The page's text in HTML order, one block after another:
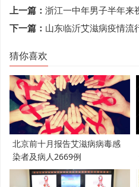
上一篇： 浙江一中年男子半年来
下一篇： 山东临沂艾滋病疫情流行
猜你喜欢
北京前十月报告艾滋病病毒感
染者及病人2669例